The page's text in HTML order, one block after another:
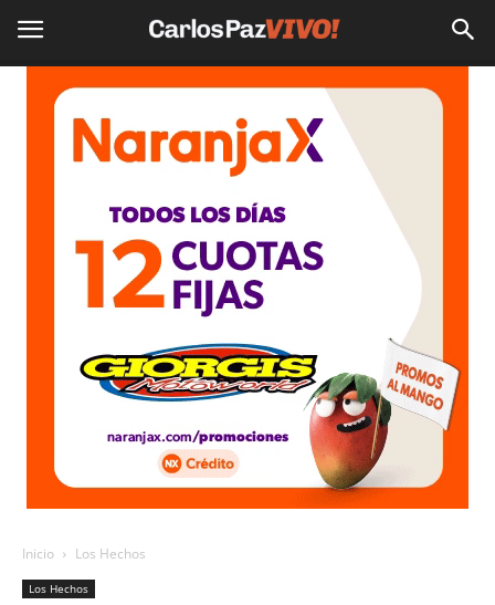
Inicio Los Hechos
Los Hechos